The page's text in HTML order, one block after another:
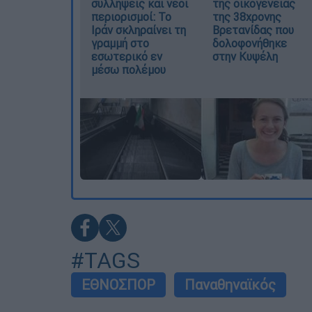
συλλήψεις και νέοι
περιορισμοί: Το
Ιράν σκληραίνει τη
γραμμή στο
εσωτερικό εν
μέσω πολέμου
της οικογένειας
της 38χρονης
Βρετανίδας που
δολοφονήθηκε
στην Κυψέλη
#TAGS
ΕΘΝΟΣΠΟΡ Παναθηναϊκός